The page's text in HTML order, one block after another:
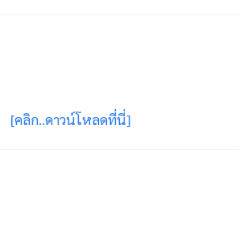
[คลิก..ดาวน์โหลดที่นี่]